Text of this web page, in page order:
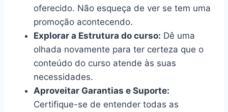
oferecido. Não esqueça de ver se tem uma
promoção acontecendo.
Explorar a Estrutura do curso: Dê uma
olhada novamente para ter certeza que o
conteúdo do curso atende às suas
necessidades.
Aproveitar Garantias e Suporte:
Certifique-se de entender todas as